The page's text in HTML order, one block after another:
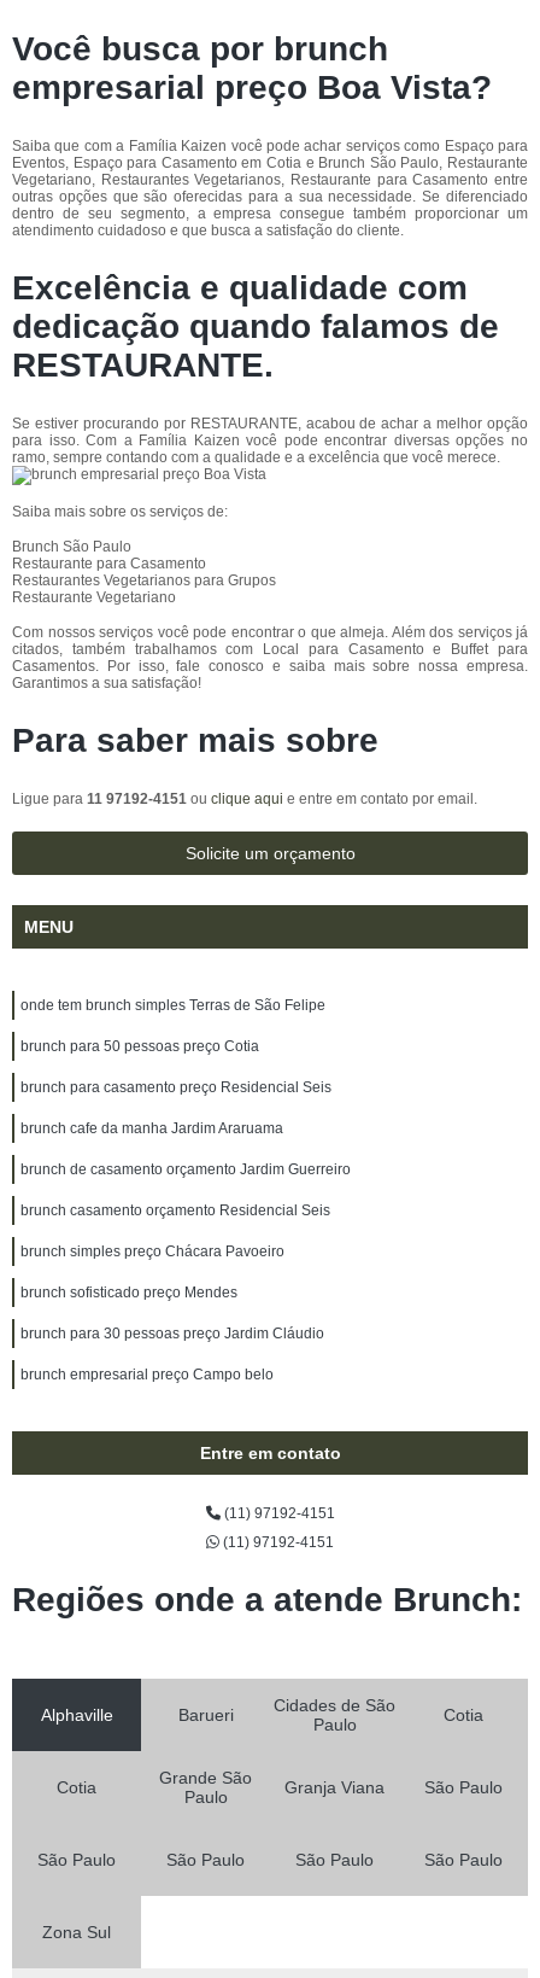
Você busca por brunch
empresarial preço Boa Vista?
Saiba que com a Família Kaizen você pode achar serviços como Espaço para
Eventos, Espaço para Casamento em Cotia e Brunch São Paulo, Restaurante
Vegetariano, Restaurantes Vegetarianos, Restaurante para Casamento entre
outras opções que são oferecidas para a sua necessidade. Se diferenciado
dentro de seu segmento, a empresa consegue também proporcionar um
atendimento cuidadoso e que busca a satisfação do cliente.
Excelência e qualidade com
dedicação quando falamos de
RESTAURANTE.
Se estiver procurando por RESTAURANTE, acabou de achar a melhor opção
para isso. Com a Família Kaizen você pode encontrar diversas opções no
ramo, sempre contando com a qualidade e a excelência que você merece.
Saiba mais sobre os serviços de:
Brunch São Paulo
Restaurante para Casamento
Restaurantes Vegetarianos para Grupos
Restaurante Vegetariano
Com nossos serviços você pode encontrar o que almeja. Além dos serviços já
citados, também trabalhamos com Local para Casamento e Buffet para
Casamentos. Por isso, fale conosco e saiba mais sobre nossa empresa.
Garantimos a sua satisfação!
Para saber mais sobre
Ligue para 11 97192-4151 ou clique aqui e entre em contato por email.
Solicite um orçamento
MENU
onde tem brunch simples Terras de São Felipe
brunch para 50 pessoas preço Cotia
brunch para casamento preço Residencial Seis
brunch cafe da manha Jardim Araruama
brunch de casamento orçamento Jardim Guerreiro
brunch casamento orçamento Residencial Seis
brunch simples preço Chácara Pavoeiro
brunch sofisticado preço Mendes
brunch para 30 pessoas preço Jardim Cláudio
brunch empresarial preço Campo belo
Entre em contato
(11) 97192-4151
(11) 97192-4151
Regiões onde a atende Brunch:
Alphaville Barueri
Cidades de São
Paulo
Cotia
Cotia
Grande São
Paulo
Granja Viana São Paulo
São Paulo São Paulo São Paulo São Paulo
Zona Sul